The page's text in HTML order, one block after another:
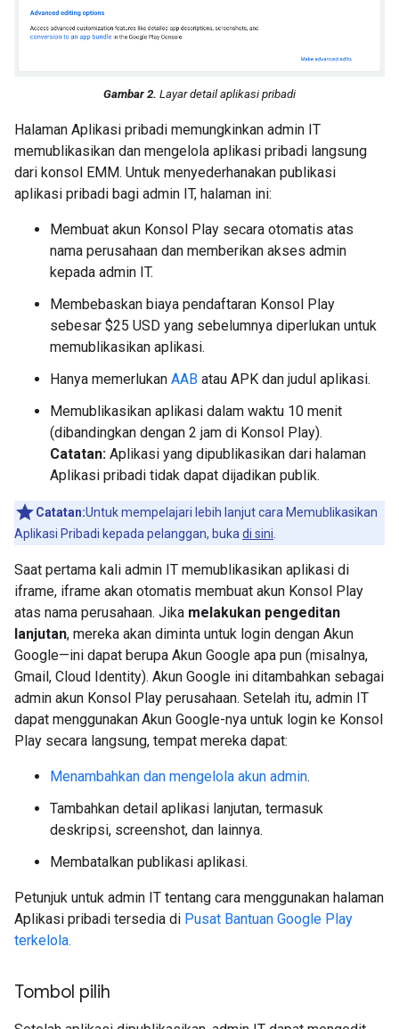
Gambar 2. Layar detail aplikasi pribadi
Halaman Aplikasi pribadi memungkinkan admin IT
memublikasikan dan mengelola aplikasi pribadi langsung
dari konsol EMM. Untuk menyederhanakan publikasi
aplikasi pribadi bagi admin IT, halaman ini:
Membuat akun Konsol Play secara otomatis atas
nama perusahaan dan memberikan akses admin
kepada admin IT.
Membebaskan biaya pendaftaran Konsol Play
sebesar $25 USD yang sebelumnya diperlukan untuk
memublikasikan aplikasi.
Hanya memerlukan AAB atau APK dan judul aplikasi.
Memublikasikan aplikasi dalam waktu 10 menit
(dibandingkan dengan 2 jam di Konsol Play).
Catatan: Aplikasi yang dipublikasikan dari halaman
Aplikasi pribadi tidak dapat dijadikan publik.
Catatan:Untuk mempelajari lebih lanjut cara Memublikasikan
Aplikasi Pribadi kepada pelanggan, buka di sini
Saat pertama kali admin IT memublikasikan aplikasi di
iframe, iframe akan otomatis membuat akun Konsol Play
atas nama perusahaan. Jika melakukan pengeditan
lanjutan, mereka akan diminta untuk login dengan Akun
Google—ini dapat berupa Akun Google apa pun (misalnya,
Gmail, Cloud Identity). Akun Google ini ditambahkan sebagai
admin akun Konsol Play perusahaan. Setelah itu, admin IT
dapat menggunakan Akun Google-nya untuk login ke Konsol
Play secara langsung, tempat mereka dapat:
Menambahkan dan mengelola akun admin.
Tambahkan detail aplikasi lanjutan, termasuk
deskripsi, screenshot, dan lainnya.
Membatalkan publikasi aplikasi.
Petunjuk untuk admin IT tentang cara menggunakan halaman
Aplikasi pribadi tersedia di Pusat Bantuan Google Play
terkelola.
Tombol pilih